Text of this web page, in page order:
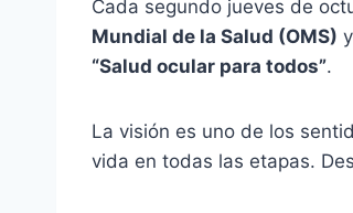
Cada segundo jueves de
Mundial de la Salud (OMS)
“Salud ocular para todos”.
La visión es uno de los
vida en todas las etapas.